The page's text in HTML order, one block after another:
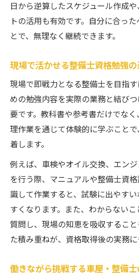
日から逆算したスケジュール作成
トの活用も有効です。自分に合っ
とで、無理なく継続できます。
現場で活かせる整備士資格勉強
現場で即戦力となる整備士を目指
めの勉強内容を実際の業務と結び
要です。教科書や参考書だけでな
理作業を通じて体験的に学ぶこと
着します。
例えば、車検やオイル交換、エン
を行う際、マニュアルや整備士資
識して作業すると、試験に出やす
すくなります。また、わからない
質問し、現場の知恵を吸収するこ
た積み重ねが、資格取得後の実務に
働きながら挑戦する車屋・整備